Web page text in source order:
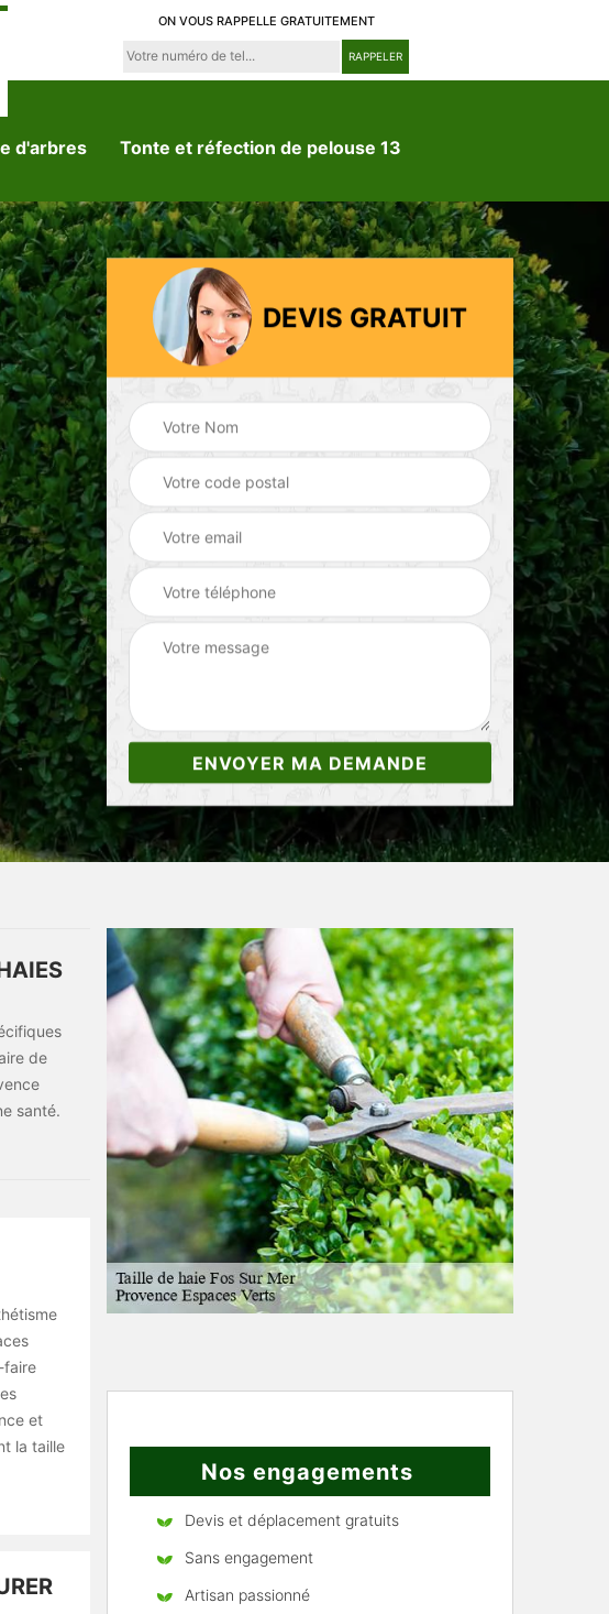
ON VOUS RAPPELLE GRATUITEMENT
d'arbres Tonte et réfection de pelouse 13
et réfection
pelouse 13
Jardinier 13 Paysagiste 13
DEVIS GRATUIT
de
santé.
faire
et
la taille
Nos engagements
Devis et déplacement gratuits
Sans engagement
Artisan passionné